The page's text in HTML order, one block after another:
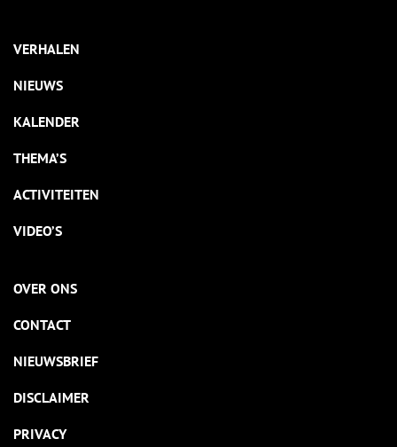
VERHALEN
NIEUWS
KALENDER
THEMA’S
ACTIVITEITEN
VIDEO’S
OVER ONS
CONTACT
NIEUWSBRIEF
DISCLAIMER
PRIVACY